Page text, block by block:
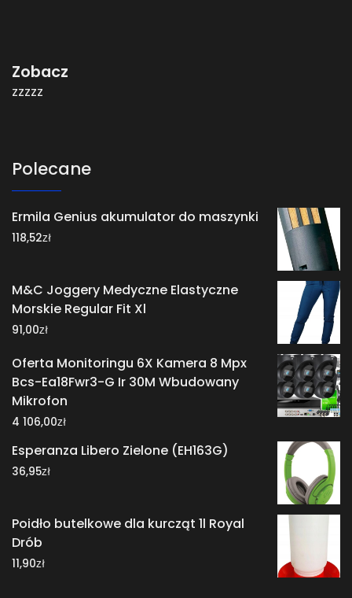
Zobacz
zzzzz
Polecane
Ermila Genius akumulator do maszynki
118,52zł
M&C Joggery Medyczne Elastyczne
Morskie Regular Fit Xl
91,00zł
Oferta Monitoringu 6X Kamera 8 Mpx
Bcs-Ea18Fwr3-G Ir 30M Wbudowany
Mikrofon
4 106,00zł
Esperanza Libero Zielone (EH163G)
36,95zł
Poidło butelkowe dla kurcząt 1l Royal
Drób
11,90zł